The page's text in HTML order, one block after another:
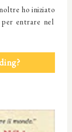
ho iniziato
per entrare nel